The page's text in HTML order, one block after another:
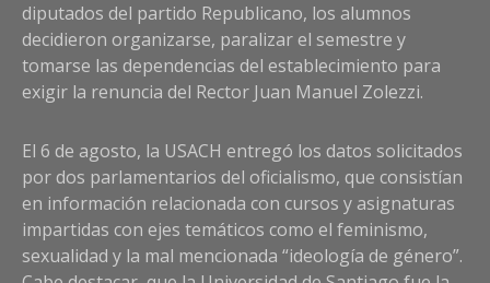
diputados del partido Republicano, los alumnos
decidieron organizarse, paralizar el semestre y
tomarse las dependencias del establecimiento para
exigir la renuncia del Rector Juan Manuel Zolezzi.
El 6 de agosto, la USACH entregó los datos solicitados
por dos parlamentarios del oficialismo, que consistían
en información relacionada con cursos y asignaturas
impartidas con ejes temáticos como el feminismo,
sexualidad y la mal mencionada “ideología de género”.